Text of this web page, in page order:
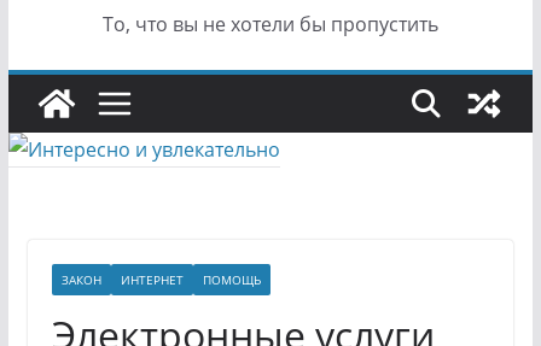
То, что вы не хотели бы пропустить
ЗАКОН ИНТЕРНЕТ ПОМОЩЬ
Электронные услуги